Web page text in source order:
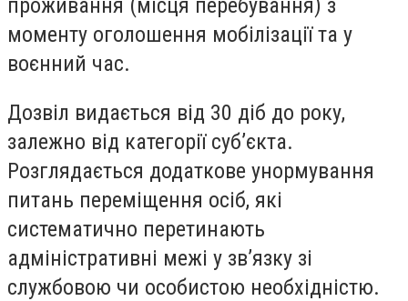
проживання (місця перебування) з
моменту оголошення мобілізації та у
воєнний час.
Дозвіл видається від 30 діб до року,
залежно від категорії субʼєкта.
Розглядається додаткове унормування
питань переміщення осіб, які
систематично перетинають
адміністративні межі у звʼязку зі
службовою чи особистою необхідністю.